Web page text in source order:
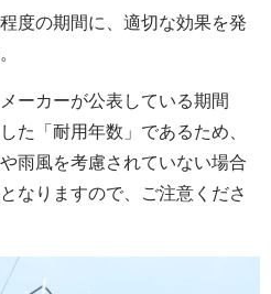
度の期間に、適切な効果を発
ーカーが公表している期間
た「耐用年数」であるため、
雨風を考慮されていない場合
なりますので、ご注意くださ